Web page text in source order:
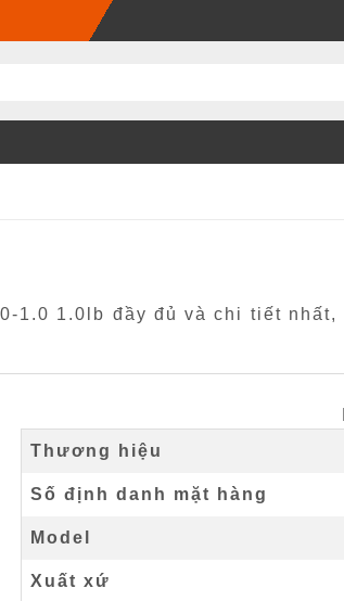
1.0 1.0lb đầy đủ và chi tiết
Thương hiệu
Số định danh mặt hàng
Model
Xuất xứ